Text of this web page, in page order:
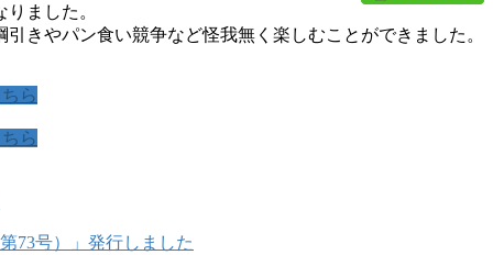
ました。
きやパン食い競争など怪我無く楽しむことができました。
ら
ら
73号）」発行しました